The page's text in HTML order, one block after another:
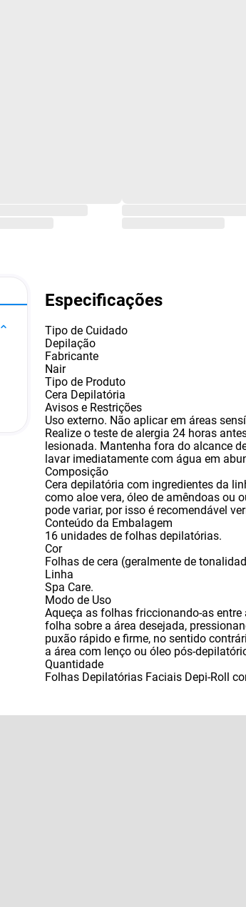
Especificações
Tipo de Cuidado
Depilação
Fabricante
Nair
Tipo de Produto
Cera Depilatória
Avisos e Restrições
Uso externo. Não aplicar em áreas
Realize o teste de alergia 24 horas
lesionada. Mantenha fora do alcance
lavar imediatamente com água em
Composição
Cera depilatória com ingredientes da
como aloe vera, óleo de amêndoas ou
pode variar, por isso é recomendável
Conteúdo da Embalagem
16 unidades de folhas depilatórias.
Cor
Folhas de cera (geralmente de
Linha
Spa Care.
Modo de Uso
Aqueça as folhas friccionando-as
folha sobre a área desejada,
puxão rápido e firme, no sentido
a área com lenço ou óleo pós-
Quantidade
Folhas Depilatórias Faciais Depi-Roll